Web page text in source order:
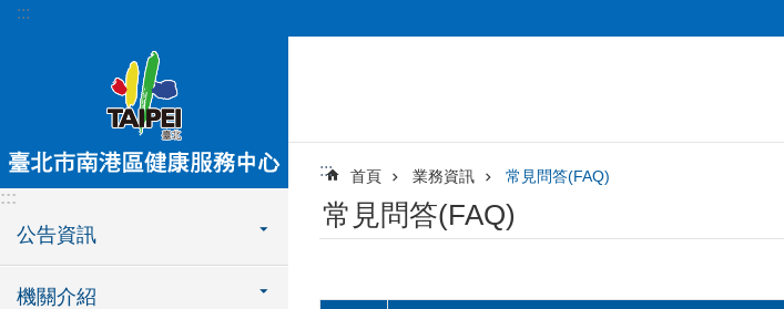
跳到主要內容區塊
:::
:::
公告資訊
機關介紹
::: 首頁 業務資訊 常見問答(FAQ)
常見問答(FAQ)